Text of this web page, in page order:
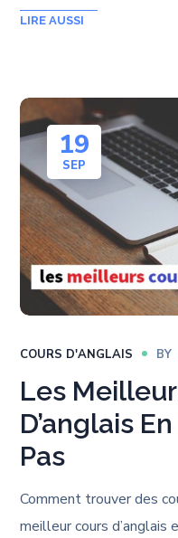
19
SEP
COURS D'ANGLAIS BY
Les
D’anglais
Pas
Comment trouver des
meilleur cours d’anglais